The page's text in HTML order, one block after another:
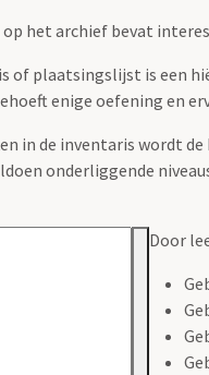
het archief bevat
of plaatsingslijst is een
enige oefening en
in de inventaris wordt
onderliggende
Door